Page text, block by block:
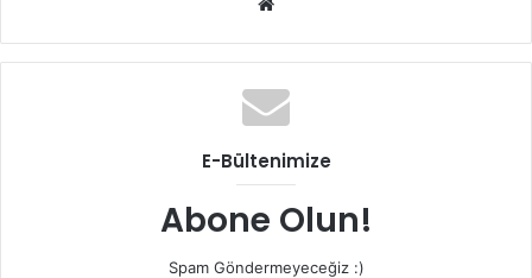
E-Bültenimize
Abone Olun!
Spam Göndermeyeceğiz :)